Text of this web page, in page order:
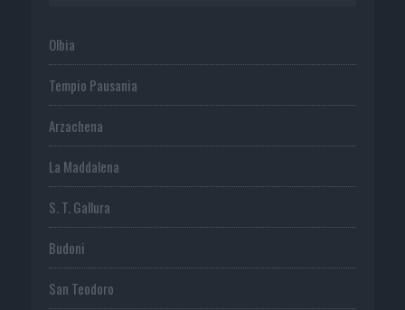
Olbia
Tempio Pausania
Arzachena
La Maddalena
S. T. Gallura
Budoni
San Teodoro